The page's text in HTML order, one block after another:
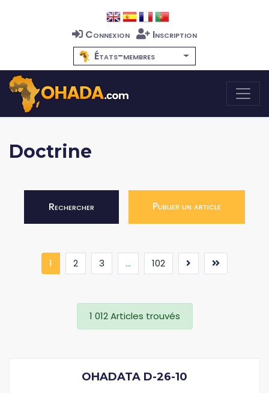
Connexion
Inscription
États-membres
Doctrine
Rechercher Publier un article
1 (current)
2 3 ... 102
1 012 Articles trouvés
OHADATA D-26-10